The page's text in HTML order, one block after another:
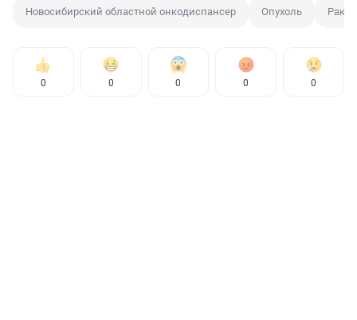
Новосибирский областной онкодиспансер Опухоль Рак
0 0 0 0 0